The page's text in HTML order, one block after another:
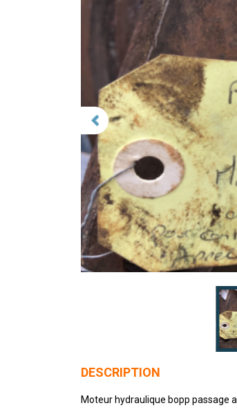
DESCRIPTION
Moteur hydraulique bopp passage